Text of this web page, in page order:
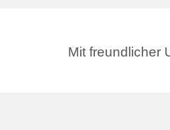
Mit freundlicher